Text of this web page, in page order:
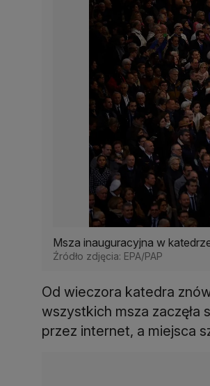
Msza inauguracyjna w
Źródło zdjęcia: EPA/PAP
Od wieczora katedra
wszystkich msza zaczęła
przez internet, a miejsca